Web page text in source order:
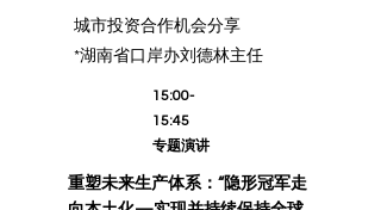
城市投资合作机会分享
*湖南省口岸办刘德林主任
15:00-
15:45
专题演讲
重塑未来生产体系：“隐形冠军走